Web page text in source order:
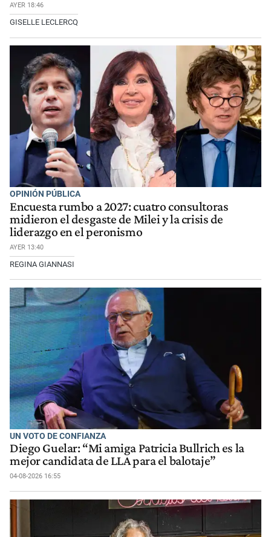
AYER 18:46
GISELLE LECLERCQ
OPINIÓN PÚBLICA
Encuesta rumbo a 2027: cuatro consultoras
midieron el desgaste de Milei y la crisis de
liderazgo en el peronismo
AYER 13:40
REGINA GIANNASI
UN VOTO DE CONFIANZA
Diego Guelar: “Mi amiga Patricia Bullrich es la
mejor candidata de LLA para el balotaje”
04-08-2026 16:55